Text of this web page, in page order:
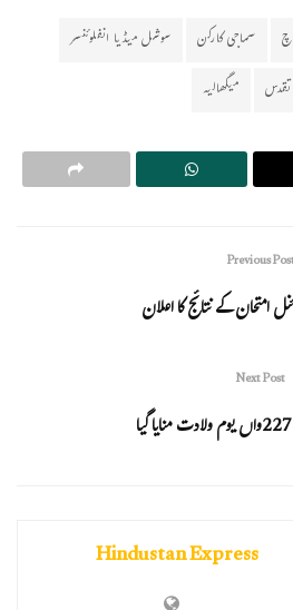
سماجی کارکن
سوشل میڈیا انفلوئنسر
میگھالیہ
Previous
کے نتائج کا اعلان
Next Post
Hindustan Express